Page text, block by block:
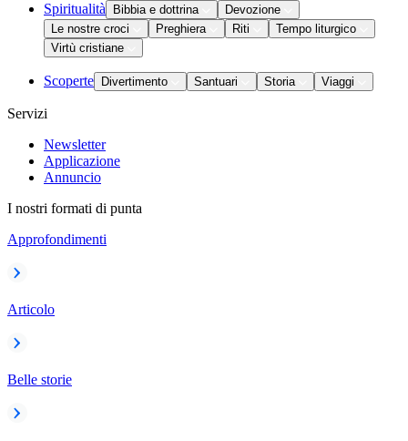
Spiritualità Bibbia e dottrina
Devozione
Le nostre croci
Preghiera Riti
Tempo liturgico
Virtù cristiane
Scoperte Divertimento Santuari Storia Viaggi
Servizi
Newsletter
Applicazione
Annuncio
I nostri formati di punta
Approfondimenti
Articolo
Belle storie